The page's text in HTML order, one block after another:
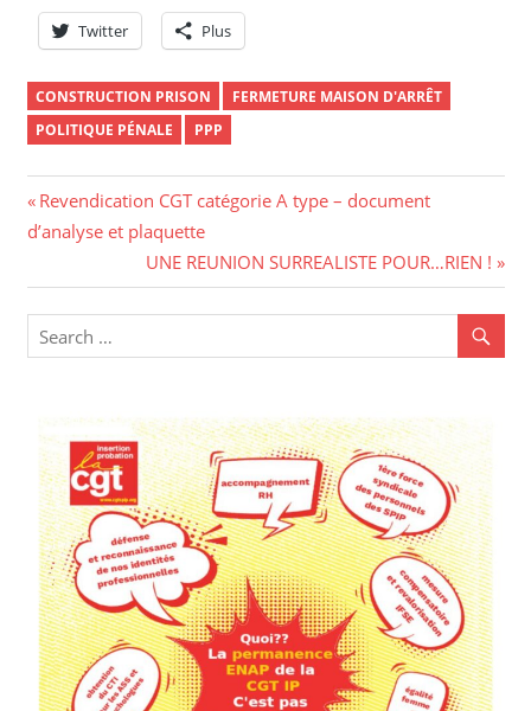
Twitter Plus
CONSTRUCTION PRISON
FERMETURE MAISON D'ARRÊT
POLITIQUE PÉNALE
PPP
Navigation
de
l’article
Previous
Post:
Revendication CGT catégorie A type – document
d’analyse et plaquette
Next
Post:
UNE REUNION SURREALISTE POUR…RIEN !